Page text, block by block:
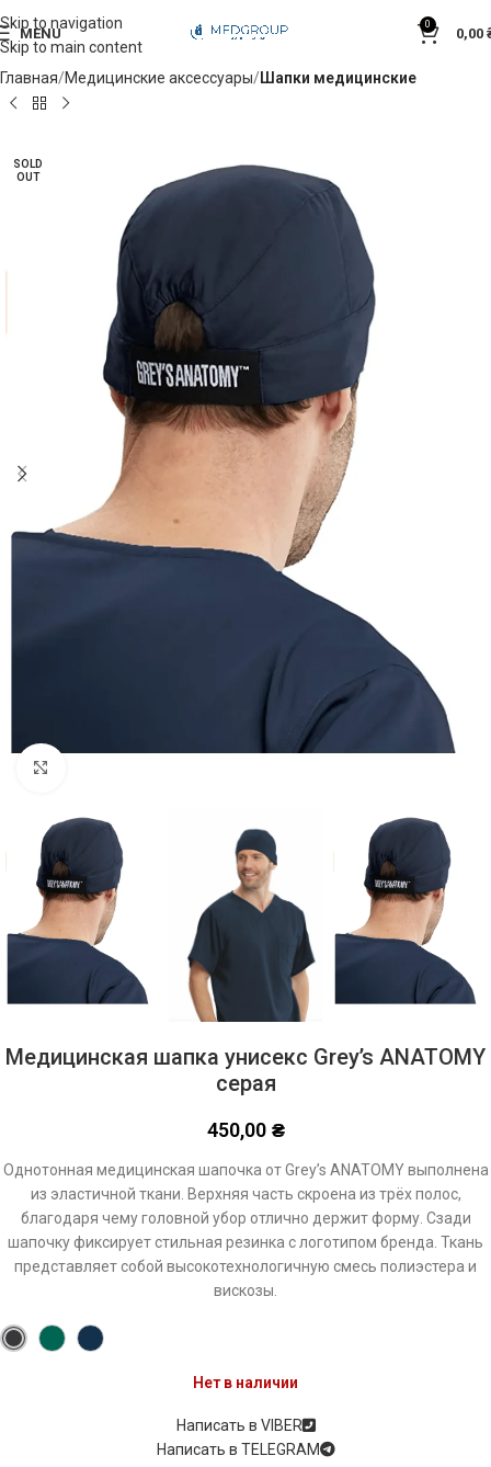
Skip to navigation
Skip to main content
MENU
0
0,00
Главная Медицинские аксессуары Шапки медицинские
SOLD
OUT
Медицинская шапка унисекс Grey’s ANATOMY
серая
450,00 ₴
Однотонная медицинская шапочка от Grey’s ANATOMY выполнена
из эластичной ткани. Верхняя чаcть скроена из трёх полос,
благодаря чему головной убор отлично держит форму. Сзади
шапочку фиксирует стильная резинка с логотипом бренда. Ткань
представляет собой высокотехнологичную смесь полиэстера и
вискозы.
Нет в наличии
Написать в VIBER
Написать в TELEGRAM